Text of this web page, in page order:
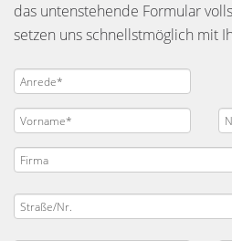
das untenstehende Formular
setzen uns schnellstmöglich mit